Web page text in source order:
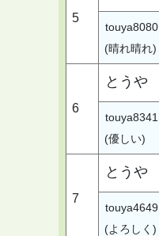
5
touya8080
(晴れ晴れ)
6
とうや
touya8341
(優しい)
7
とうや
touya4649
(よろしく)